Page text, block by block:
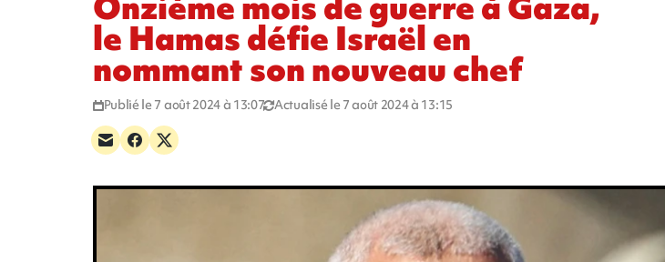
le Hamas défie Israël en
nommant son nouveau chef
Publié le 7 août 2024 à 13:07 Actualisé le 7 août 2024 à 13:15